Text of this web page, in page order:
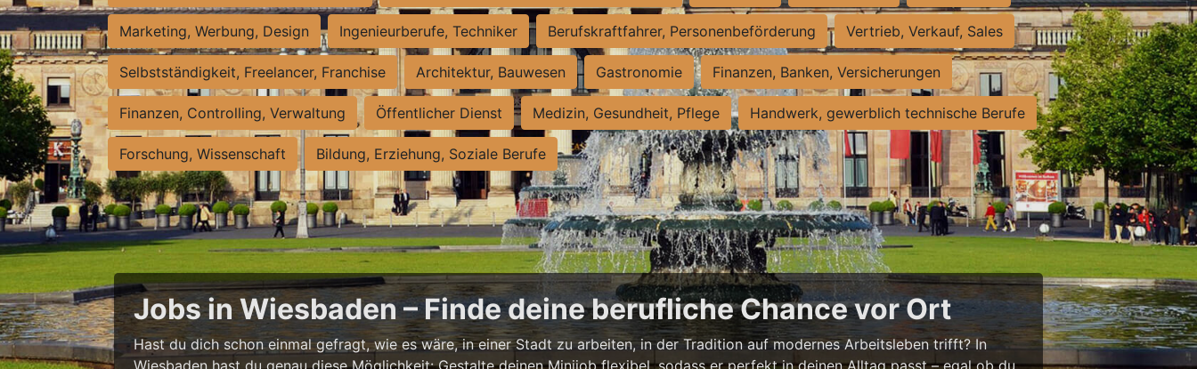
Marketing, Werbung, Design Ingenieurberufe, Techniker Berufskraftfahrer, Personenbeförderung Vertrieb, Verkauf, Sales
Selbstständigkeit, Freelancer, Franchise Architektur, Bauwesen Gastronomie Finanzen, Banken, Versicherungen
Finanzen, Controlling, Verwaltung Öffentlicher Dienst Medizin, Gesundheit, Pflege Handwerk, gewerblich technische Berufe
Forschung, Wissenschaft Bildung, Erziehung, Soziale Berufe
Jobs in Wiesbaden – Finde deine berufliche Chance vor Ort
Hast du dich schon einmal gefragt, wie es wäre, in einer Stadt zu arbeiten, in der Tradition auf modernes Arbeitsleben trifft? In